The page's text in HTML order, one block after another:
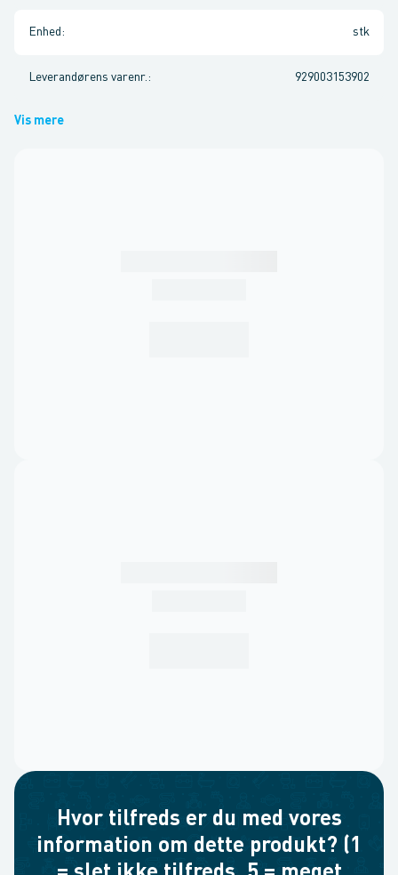
Enhed : stk
Leverandørens varenr. : 929003153902
Vis mere
Hvor tilfreds er du med vores
information om dette produkt? (1